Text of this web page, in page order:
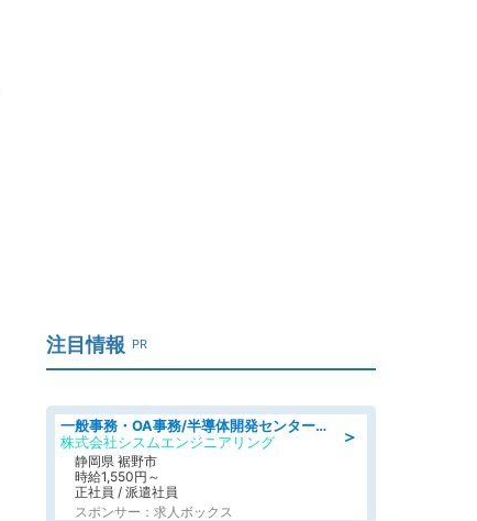
注目情報 PR
＞
一般事務・OA事務/半導体開発センター内で事務&軽作業スタッフ、募集
株式会社シスムエンジニアリング
静岡県 裾野市
時給1,550円～
正社員 / 派遣社員
スポンサー：求人ボックス